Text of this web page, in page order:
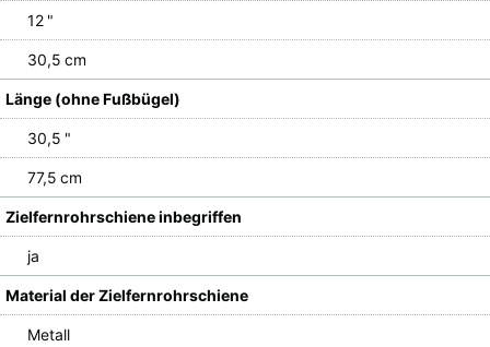
12 "
30,5 cm
Länge (ohne Fußbügel)
30,5 "
77,5 cm
Zielfernrohrschiene inbegriffen
ja
Material der Zielfernrohrschiene
Metall